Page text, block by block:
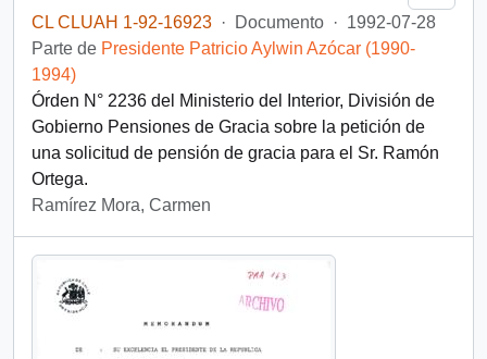
CL CLUAH 1-92-16923 · Documento · 1992-07-28
Parte de Presidente Patricio Aylwin Azócar (1990-
1994)
Órden N° 2236 del Ministerio del Interior, División de
Gobierno Pensiones de Gracia sobre la petición de
una solicitud de pensión de gracia para el Sr. Ramón
Ortega.
Ramírez Mora, Carmen